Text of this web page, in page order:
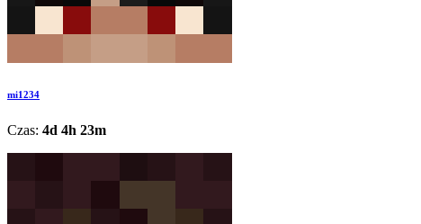
mi1234
Czas: 4d 4h 23m